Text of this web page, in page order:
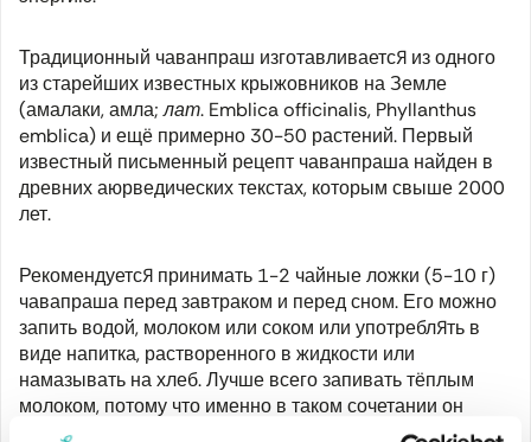
Традиционный чаванпраш изготавливается из одного
из старейших известных крыжовников на Земле
(амалаки, амла;лат. Emblica officinalis, Phyllanthus
emblica) и ещё примерно 30-50 растений. Первый
известный письменный рецепт чаванпраша найден в
древних аюрведических текстах, которым свыше 2000
лет.
Рекомендуется принимать 1-2 чайные ложки (5-10 г)
чавапраша перед завтраком и перед сном. Его можно
запить водой, молоком или соком или употреблять в
виде напитка, растворенного в жидкости или
намазывать на хлеб. Лучше всего запивать тёплым
молоком, потому что именно в таком сочетании он
усваивается организмом легче всего.